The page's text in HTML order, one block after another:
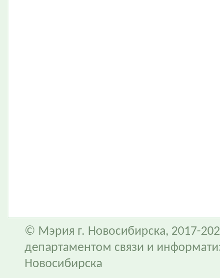
© Мэрия г. Новосибирска, 2017-
департаментом связи и
Новосибирска